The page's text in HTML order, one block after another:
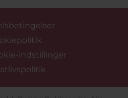
indstillinger